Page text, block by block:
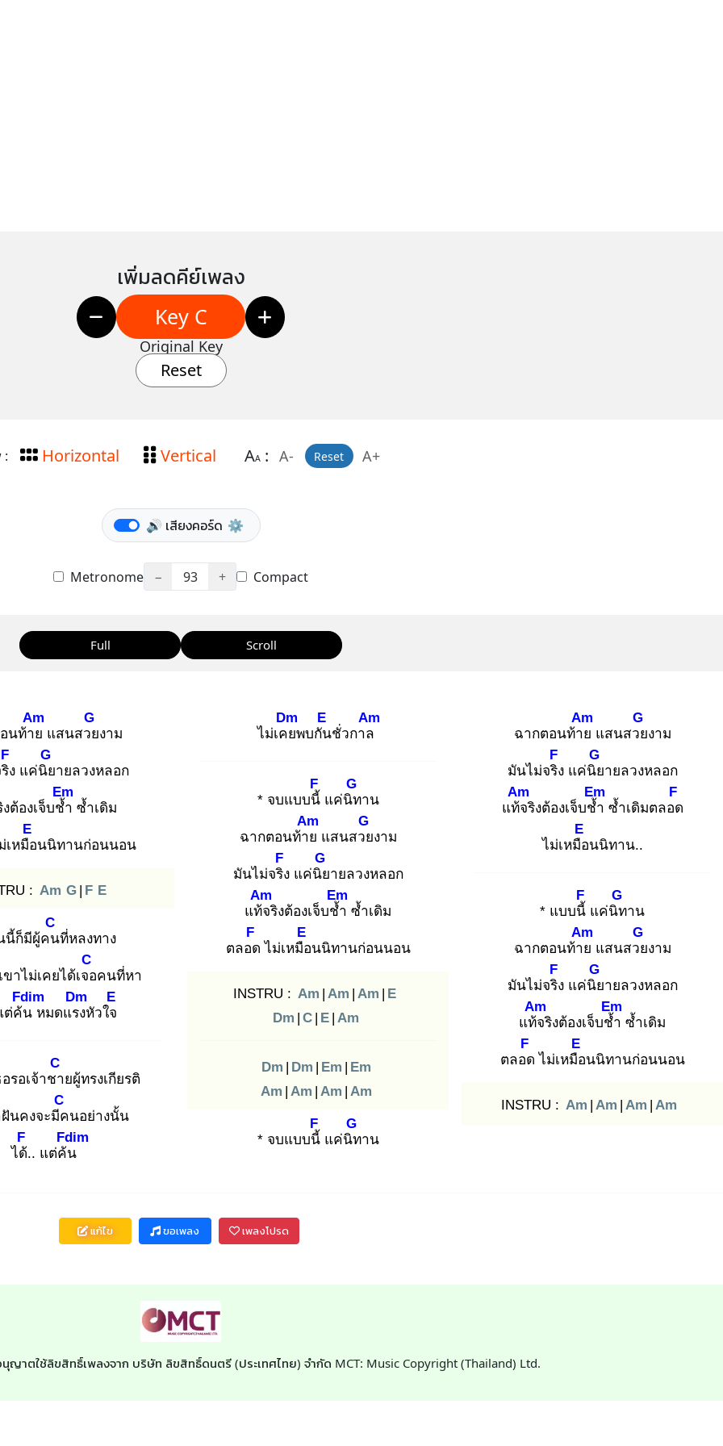
เพิ่มลดคีย์เพลง
Key C
Original Key
Reset
: Horizontal Vertical AA: A- Reset A+
🔊 เสียงคอร์ด ⚙️
Metronome − 93 + Compact
Full Scroll
นท้าย
Am
แสนสวย
G
งาม
ง
F
แค่นิย
G
ายลวงหลอก
งต้องเจ็บช้ำ
Em
ซ้ำเดิม
หมือ
E
นนิทานก่อนนอน
: Am G | F E
นี้ก็มีผู้คน
C
ที่หลงทาง
ขาไม่เคยได้เจอ
C
คนที่หา
ต่ค้น
Fdim
หมดแรง
Dm
หัวใจ
E
รอเจ้าชา
C
ยผู้ทรงเกียรติ
นคงจะมีค
C
นอย่างนั้น
ได้.
F
. แต่ค้น
Fdim
ไม่เคย
Dm
พบกัน
E
ชั่วกาล
Am
* จบแบบนี้
F
แค่นิท
G
าน
ฉากตอนท้าย
Am
แสนสวย
G
งาม
มันไม่จริง
F
แค่นิย
G
ายลวงหลอก
แท้จ
Am
ริงต้องเจ็บช้ำ
Em
ซ้ำเดิม
ตลอด
F
ไม่เหมือ
E
นนิทานก่อนนอน
INSTRU : Am | Am | Am | E
Dm | C | E | Am
Dm | Dm | Em | Em
Am | Am | Am | Am
* จบแบบนี้
F
แค่นิท
G
าน
ฉากตอนท้าย
Am
แสนสวย
G
งาม
มันไม่จริง
F
แค่นิย
G
ายลวงหลอก
แท้จ
Am
ริงต้องเจ็บช้ำ
Em
ซ้ำเดิมตลอด
F
ไม่เหมือ
E
นนิทาน..
* แบบนี้
F
แค่นิท
G
าน
ฉากตอนท้าย
Am
แสนสวย
G
งาม
มันไม่จริง
F
แค่นิย
G
ายลวงหลอก
แท้จ
Am
ริงต้องเจ็บช้ำ
Em
ซ้ำเดิม
ตลอด
F
ไม่เหมือ
E
นนิทานก่อนนอน
INSTRU : Am | Am | Am | Am
แก้ไข ขอเพลง เพลงโปรด
ญาตใช้ลิขสิทธิ์เพลงจาก บริษัท ลิขสิทธิ์ดนตรี (ประเทศไทย) จำกัด MCT: Music Copyright (Thailand) Ltd.